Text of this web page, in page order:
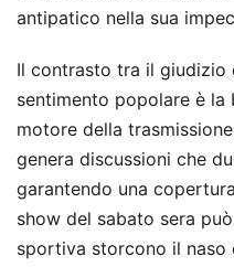
antipatico nella sua
Il contrasto tra il giudizio
sentimento popolare è la
motore della
genera discussioni che
garantendo una
show del sabato sera
sportiva storcono il naso